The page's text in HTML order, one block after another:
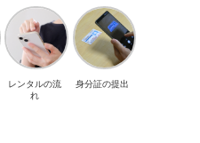
レンタルの流
れ
身分証の提出